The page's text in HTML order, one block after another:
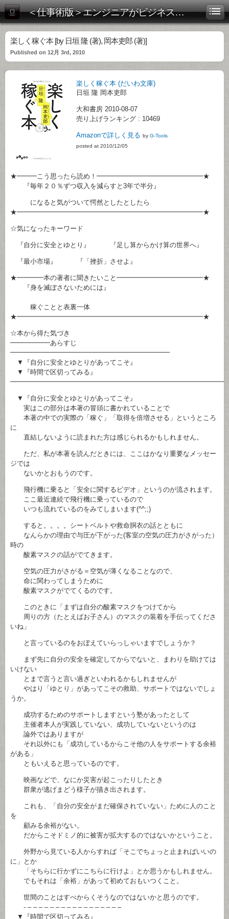
＜仕事術版＞エンジニアがビジネス書を斬る！
楽しく稼ぐ本 [by 日垣 隆 (著), 岡本吏郎 (著)]
Published on 12月 3rd, 2010
楽しく稼ぐ本 (だいわ文庫)
日垣 隆 岡本吏郎
大和書房 2010-08-07
売り上げランキング : 10469
Amazonで詳しく見る by G-Tools
posted at 2010/12/05
★━━━こう思ったら読め！━━━━━━━━━━━━━━━━★
『毎年２０％ずつ収入を減らすと3年で半分』
になると気がついて愕然としたとしたら
★━━━━━━━━━━━━━━━━━━━━━━━━━━━━★
☆気になったキーワード
『自分に安全とゆとり』 『足し算からかけ算の世界へ』
『最小市場』 『「挫折」させよ』
★━━━━本の著者に聞きたいこと━━━━━━━━━━━━━★
『身を滅ぼさないためには』
稼ぐことと表裏一体
★━━━━━━━━━━━━━━━━━━━━━━━━━━━━★
☆本から得た気づき
━━━━━━あらすじ
━━━━━━━━━━━━━━━━━━━━━━━━
▼『自分に安全とゆとりがあってこそ』
▼『時間で区切ってみる』
▼『自分に安全とゆとりがあってこそ』
実はこの部分は本著の冒頭に書かれていることで
本著の中での実際の「稼ぐ」「取得を倍増させる」というところ
に
直結しないように読まれた方は感じられるかもしれません。
ただ、私が本著を読んだときには、ここはかなり重要なメッセー
ジでは
ないかとおもうのです。
飛行機に乗ると「安全に関するビデオ」というのが流されます。
ここ最近連続で飛行機に乗っているので
いつも流れているのをみてしまいます(^^;;)
すると。。。。シートベルトや救命胴衣の話とともに
なんらかの理由で与圧が下がった(客室の空気の圧力がさがった）
時の
酸素マスクの話がでてきます。
空気の圧力がさがる＝空気が薄くなることなので、
命に関わってしまうために
酸素マスクがでてくるのです。
このときに「まずは自分の酸素マスクをつけてから
周りの方（たとえばお子さん）のマスクの装着を手伝ってくださ
いね」
と言っているのをおぼえていらっしゃいますでしょうか？
まず先に自分の安全を確定してからでないと、まわりを助けては
いけない
とまで言うと言い過ぎといわれるかもしれませんが
やはり「ゆとり」があってこその救助、サポートではないでしょ
うか。
成功するためのサポートしますという塾があったとして
主催者本人が実践していない、成功していないというのは
論外ではありますが
それ以外にも「成功しているからこそ他の人をサポートする余裕
がある」
ともいえると思っているのです。
映画などで、なにか災害が起こったりしたとき
群衆が逃げまどう様子が描き出されます。
これも、「自分の安全がまだ確保されていない」ために人のこと
を
顧みる余裕がない。
だからこそドミノ的に被害が拡大するのではないかということ。
外野から見ている人からすれば「そこでちょっと止まればいいの
に」とか
「そちらに行かずにこちらに行けよ」とか思うかもしれません。
でもそれは「余裕」があって初めておもいつくこと。
世間のことはすべからくそうなのではないかと思うのです。
- – – – – – – – – – – – – – – – – –
▼『時間で区切ってみる』